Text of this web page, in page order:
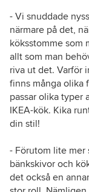
- Vi snuddade
närmare på det,
köksstomme som
allt som man
riva ut det. Varför
finns många olika
passar olika typer
IKEA-kök. Kika
din stil!
- Förutom lite mer
bänkskivor och
det också en